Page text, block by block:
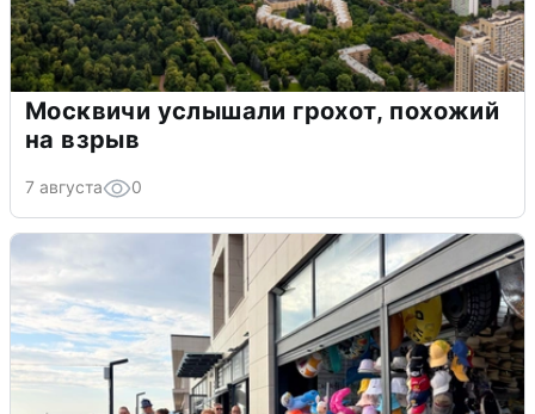
Москвичи услышали грохот, похожий
на взрыв
7 августа 0